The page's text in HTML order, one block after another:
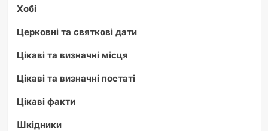
Хобі
Церковні та святкові дати
Цікаві та визначні місця
Цікаві та визначні постаті
Цікаві факти
Шкідники